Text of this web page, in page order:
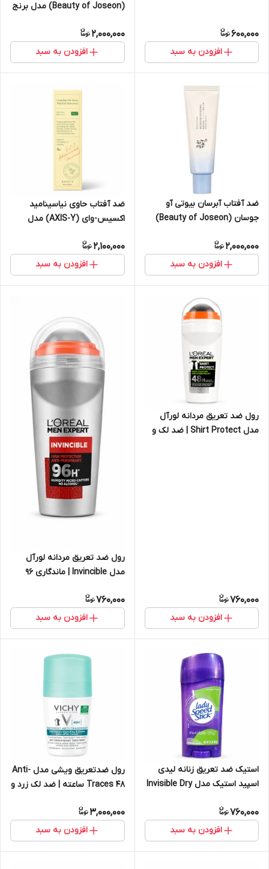
600,000
افزودن به سبد
(Beauty of Joseon) مدل برنج
2,000,000
افزودن به سبد
ضد آفتاب آبرسان بیوتی آو
جوسان (Beauty of Joseon)
fresh
2,000,000
افزودن به سبد
ضد آفتاب حاوی نیاسینامید
اکسیس-وای (AXIS-Y) مدل
SPF 50+، حجم ۵۰ میلی‌لیتر
2,100,000
افزودن به سبد
رول ضد تعریق مردانه لورآل
مدل Shirt Protect | ضد لک و
760,000
افزودن به سبد
رول ضد تعریق مردانه لورآل
مدل Invincible | ماندگاری ۹۶
میلی‌لیتر
760,000
افزودن به سبد
استیک ضد تعریق زنانه لیدی
اسپید استیک مدل Invisible Dry
وزن ۶۵ گرم
760,000
افزودن به سبد
رول ضدتعریق ویشی مدل Anti-
Traces ۴۸ ساعته | ضد لک زرد و
لباس
3,000,000
افزودن به سبد